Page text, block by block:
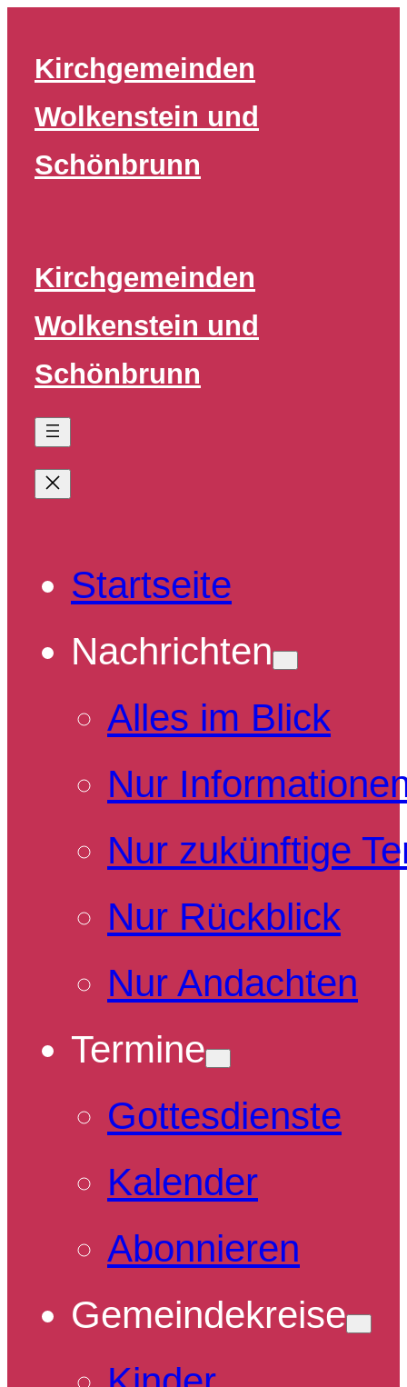
springen
Kirchgemeinden
Wolkenstein und
Schönbrunn
Kirchgemeinden
Wolkenstein und
Schönbrunn
Startseite
Nachrichten
Alles im Blick
Nur
Nur zukünftige
Nur Rückblick
Nur Andachten
Termine
Gottesdienste
Kalender
Abonnieren
Gemeindekreise